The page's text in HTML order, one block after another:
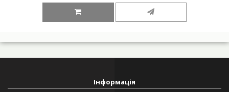
Інформація